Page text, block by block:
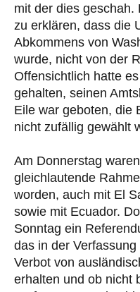
mit der dies geschah.
zu erklären, dass die
Abkommens von
wurde, nicht von der
Offensichtlich hatte
gehalten, seinen
Eile war geboten, die
nicht zufällig gewählt
Am Donnerstag
gleichlautende
worden, auch mit El
sowie mit Ecuador.
Sonntag ein
das in der
Verbot von
erhalten und ob nicht